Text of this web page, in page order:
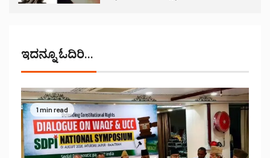
ಇದನ್ನೂ ಓದಿರಿ...
1 min read